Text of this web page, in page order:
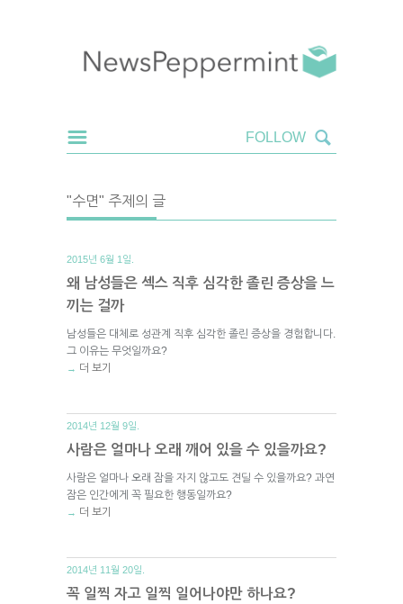
"수면" 주제의 글
2015년 6월 1일.
왜 남성들은 섹스 직후 심각한 졸린 증상을 느
끼는 걸까
남성들은 대체로 성관계 직후 심각한 졸린 증상을 경험합니다.
그 이유는 무엇일까요?
→ 더 보기
2014년 12월 9일.
사람은 얼마나 오래 깨어 있을 수 있을까요?
사람은 얼마나 오래 잠을 자지 않고도 견딜 수 있을까요? 과연
잠은 인간에게 꼭 필요한 행동일까요?
→ 더 보기
2014년 11월 20일.
꼭 일찍 자고 일찍 일어나야만 하나요?